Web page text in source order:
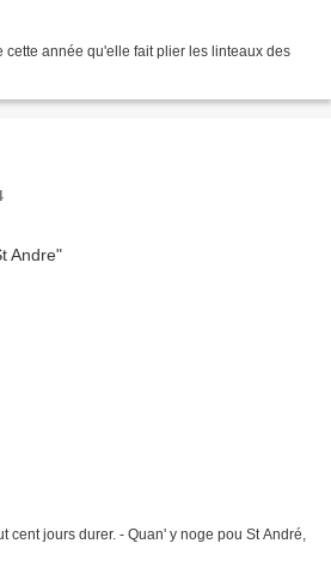
cette année qu'elle fait plier les linteaux des
cent jours durer. - Quan' y noge pou St André,